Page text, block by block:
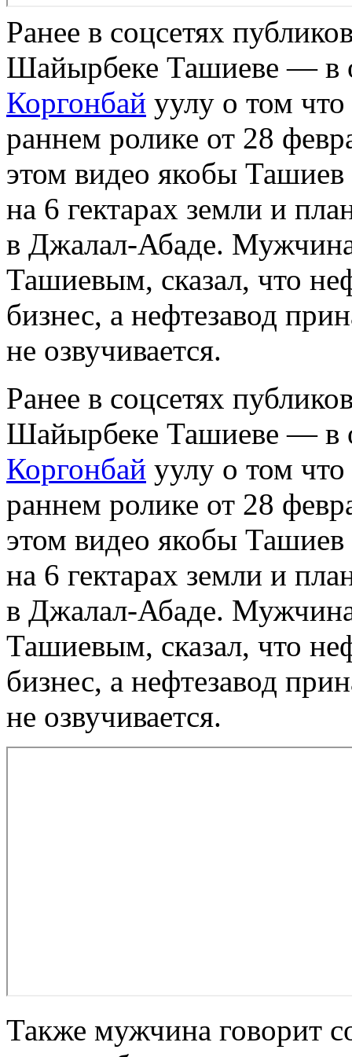
Ранее в соцсетях
Шайырбеке Ташиеве — в
Коргонбай уулу о том
раннем ролике от 28
этом видео якобы
на 6 гектарах земли и
в Джалал-Абаде.
Ташиевым, сказал, что
бизнес, а нефтезавод
не озвучивается.
Ранее в соцсетях
Шайырбеке Ташиеве — в
Коргонбай уулу о том
раннем ролике от 28
этом видео якобы
на 6 гектарах земли и
в Джалал-Абаде.
Ташиевым, сказал, что
бизнес, а нефтезавод
не озвучивается.
Также мужчина говорит